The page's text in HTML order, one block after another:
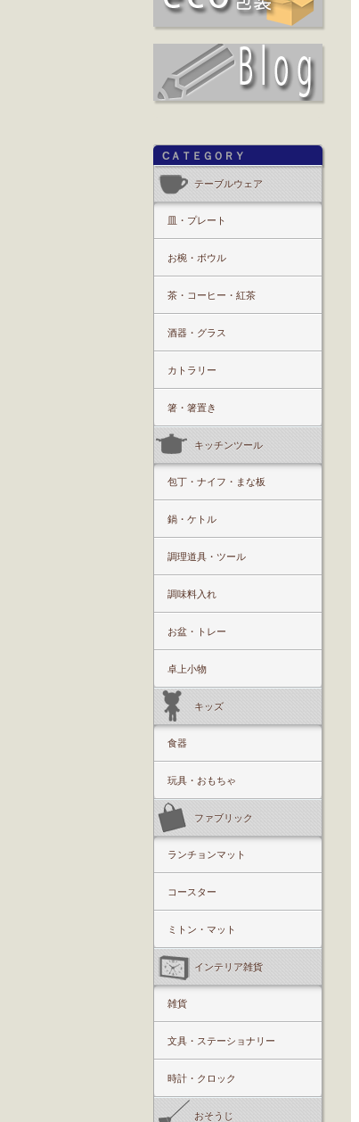
CＡＴＥＧＯＲＹ
テーブルウェア
皿・プレート
お椀・ボウル
茶・コーヒー・紅茶
酒器・グラス
カトラリー
箸・箸置き
キッチンツール
包丁・ナイフ・まな板
鍋・ケトル
調理道具・ツール
調味料入れ
お盆・トレー
卓上小物
キッズ
食器
玩具・おもちゃ
ファブリック
ランチョンマット
コースター
ミトン・マット
インテリア雑貨
雑貨
文具・ステーショナリー
時計・クロック
おそうじ